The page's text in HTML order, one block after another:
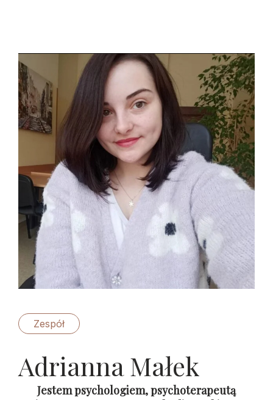
Zespół
Adrianna Małek
Jestem psychologiem, psychoterapeutą